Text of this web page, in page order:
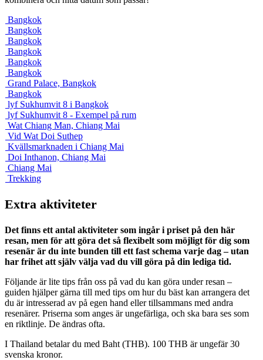
Bangkok
Bangkok
Bangkok
Bangkok
Bangkok
Bangkok
Grand Palace, Bangkok
Bangkok
lyf Sukhumvit 8 i Bangkok
lyf Sukhumvit 8 - Exempel på rum
Wat Chiang Man, Chiang Mai
Vid Wat Doi Suthep
Kvällsmarknaden i Chiang Mai
Doi Inthanon, Chiang Mai
Chiang Mai
Trekking
Extra aktiviteter
Det finns ett antal aktiviteter som ingår i priset på den här
resan, men för att göra det så flexibelt som möjligt för dig som
resenär är du inte bunden till ett fast schema varje dag – utan
har frihet att själv välja vad du vill göra på din lediga tid.
Följande är lite tips från oss på vad du kan göra under resan –
guiden hjälper gärna till med tips om hur du bäst kan arrangera det
du är intresserad av på egen hand eller tillsammans med andra
resenärer. Priserna som anges är ungefärliga, och ska bara ses som
en riktlinje. De ändras ofta.
I Thailand betalar du med Baht (THB). 100 THB är ungefär 30
svenska kronor.